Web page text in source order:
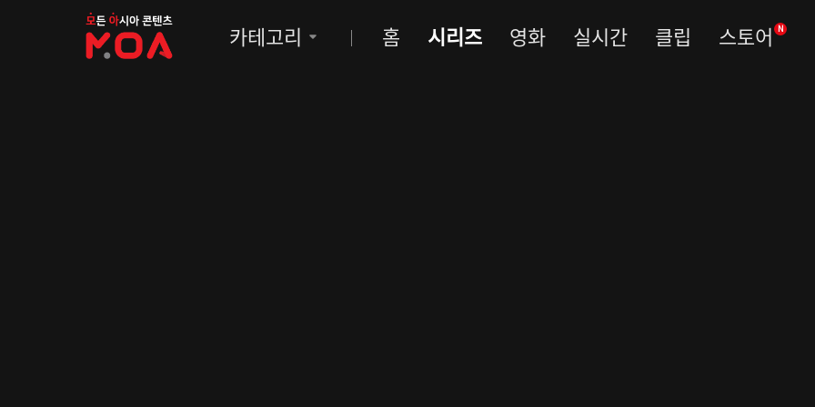
MOA
카테고리 홈 시리즈 영화 실시간 클립 스토어 N